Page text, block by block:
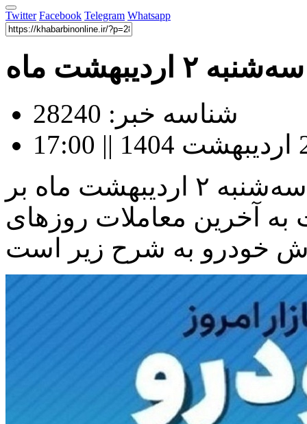
Twitter Facebook Telegram Whatsapp
ماه
شناسه خبر: 28240
قیمت خودرو در بازار آزاد امروز سه‌شنبه ۲ اردیبهشت ماه بر
آخرین معاملات روز‌های